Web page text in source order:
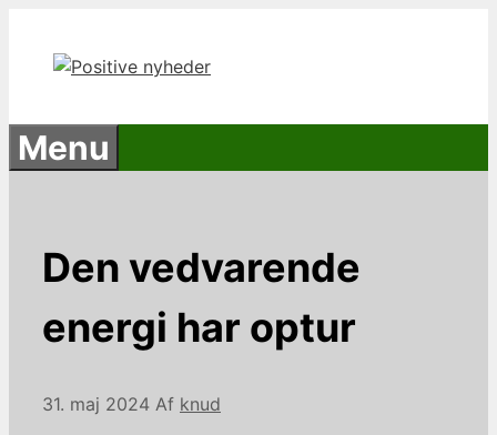
indhold
Menu
Den vedvarende
energi har optur
31. maj 2024 Af knud